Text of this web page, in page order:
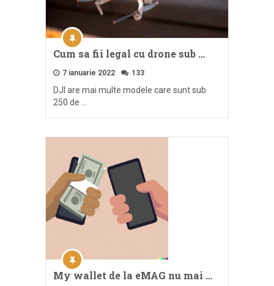
Cum sa fii legal cu drone sub …
7 ianuarie 2022 133
DJI are mai multe modele care sunt sub
250 de …
My wallet de la eMAG nu mai …